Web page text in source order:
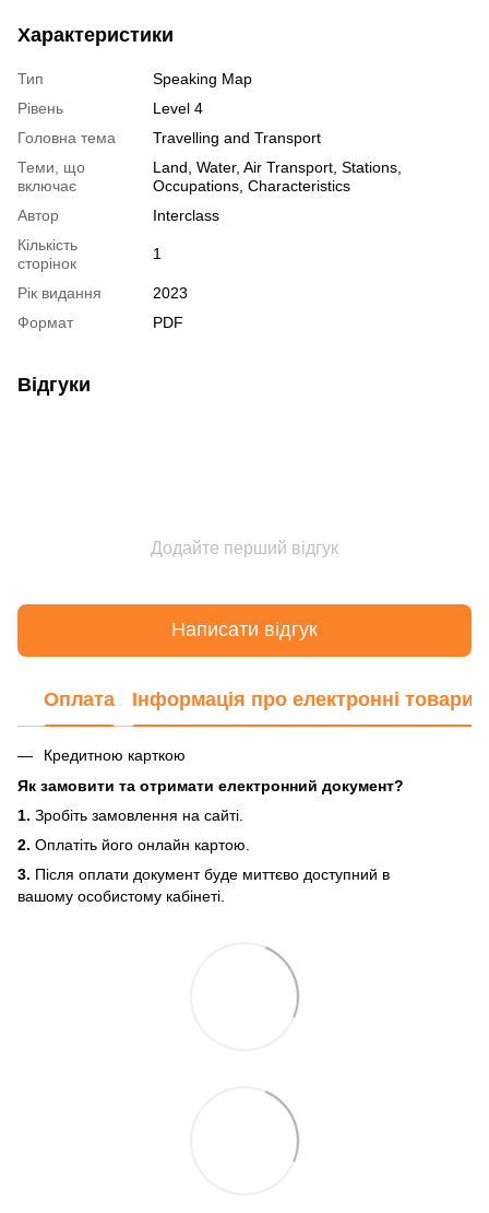
Характеристики
Тип
Speaking Map
Рівень
Level 4
Головна тема
Travelling and Transport
Теми, що
включає
Land, Water, Air Transport, Stations,
Occupations, Characteristics
Автор
Interclass
Кількість
сторінок
1
Рік видання
2023
Формат
PDF
Відгуки
Додайте перший відгук
Написати відгук
Оплата Інформація про електронні товари
Кредитною карткою
Як замовити та отримати електронний документ?
1. Зробіть замовлення на сайті.
2. Оплатіть його онлайн картою.
3. Після оплати документ буде миттєво доступний в
вашому особистому кабінеті.